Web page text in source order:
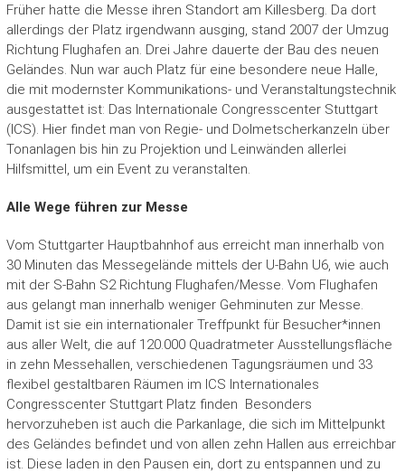
Früher hatte die Messe ihren Standort am Killesberg. Da dort
allerdings der Platz irgendwann ausging, stand 2007 der Umzug
Richtung Flughafen an. Drei Jahre dauerte der Bau des neuen
Geländes. Nun war auch Platz für eine besondere neue Halle,
die mit modernster Kommunikations- und Veranstaltungstechnik
ausgestattet ist: Das Internationale Congresscenter Stuttgart
(ICS). Hier findet man von Regie- und Dolmetscherkanzeln über
Tonanlagen bis hin zu Projektion und Leinwänden allerlei
Hilfsmittel, um ein Event zu veranstalten.
Alle Wege führen zur Messe
Vom Stuttgarter Hauptbahnhof aus erreicht man innerhalb von
30 Minuten das Messegelände mittels der U-Bahn U6, wie auch
mit der S-Bahn S2 Richtung Flughafen/Messe. Vom Flughafen
aus gelangt man innerhalb weniger Gehminuten zur Messe.
Damit ist sie ein internationaler Treffpunkt für Besucher*innen
aus aller Welt, die auf 120.000 Quadratmeter Ausstellungsfläche
in zehn Messehallen, verschiedenen Tagungsräumen und 33
flexibel gestaltbaren Räumen im ICS Internationales
Congresscenter Stuttgart Platz finden Besonders
hervorzuheben ist auch die Parkanlage, die sich im Mittelpunkt
des Geländes befindet und von allen zehn Hallen aus erreichbar
ist. Diese laden in den Pausen ein, dort zu entspannen und zu